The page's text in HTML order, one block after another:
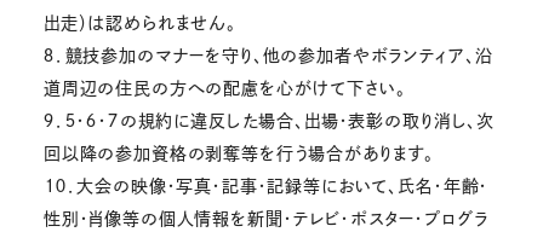
出走）は認められません。
８．競技参加のマナーを守り、他の参加者やボランティア、沿
道周辺の住民の方への配慮を心がけて下さい。
９．５・６・７の規約に違反した場合、出場・表彰の取り消し、次
回以降の参加資格の剥奪等を行う場合があります。
１０．大会の映像・写真・記事・記録等において、氏名・年齢・
性別・肖像等の個人情報を新聞・テレビ・ポスター・プログラ